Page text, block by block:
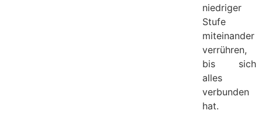
niedriger
Stufe
miteinander
verrühren,
bis sich
alles
verbunden
hat.